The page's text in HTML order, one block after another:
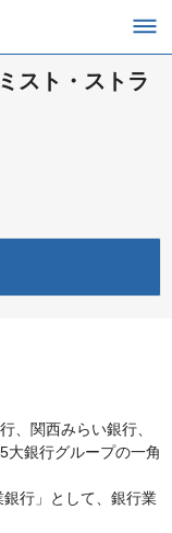
スト・ストラ
、関西みらい銀行、
大銀行グループの一角
銀行」として、銀行業